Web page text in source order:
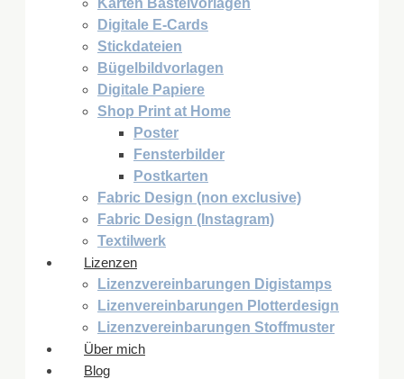
Karten Bastelvorlagen
Digitale E-Cards
Stickdateien
Bügelbildvorlagen
Digitale Papiere
Shop Print at Home
Poster
Fensterbilder
Postkarten
Fabric Design (non exclusive)
Fabric Design (Instagram)
Textilwerk
Lizenzen
Lizenzvereinbarungen Digistamps
Lizenvereinbarungen Plotterdesign
Lizenzvereinbarungen Stoffmuster
Über mich
Blog